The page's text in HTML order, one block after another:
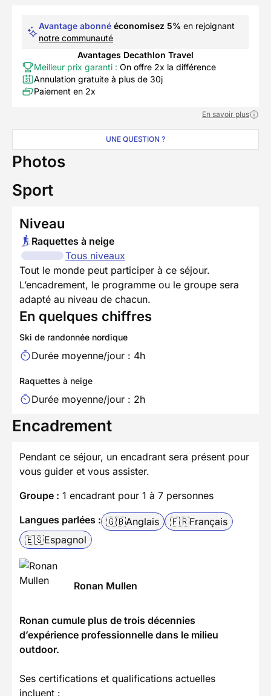
Avantage abonné économisez 5% en rejoignant
notre communauté
Avantages Decathlon Travel
Meilleur prix garanti : On offre 2x la différence
Annulation gratuite à plus de 30j
Paiement en 2x
En savoir plus
UNE QUESTION ?
Photos
Sport
Niveau
Raquettes à neige
Tous niveaux
Tout le monde peut participer à ce séjour.
L’encadrement, le programme ou le groupe sera
adapté au niveau de chacun.
En quelques chiffres
Ski de randonnée nordique
Durée moyenne/jour : 4h
Raquettes à neige
Durée moyenne/jour : 2h
Encadrement
Pendant ce séjour, un encadrant sera présent pour
vous guider et vous assister.
Groupe : 1 encadrant pour 1 à 7 personnes
Langues parlées : 🇬🇧Anglais 🇫🇷Français
🇪🇸Espagnol
Ronan Mullen
Ronan cumule plus de trois décennies
d’expérience professionnelle dans le milieu
outdoor.
Ses certifications et qualifications actuelles
incluent :